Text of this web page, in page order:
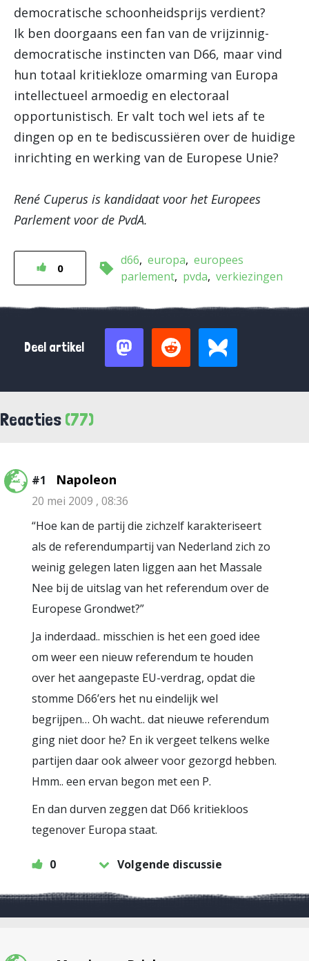
democratische schoonheidsprijs verdient?
Ik ben doorgaans een fan van de vrijzinnig-
democratische instincten van D66, maar vind
hun totaal kritiekloze omarming van Europa
intellectueel armoedig en electoraal
opportunistisch. Er valt toch wel iets af te
dingen op en te bediscussiëren over de huidige
inrichting en werking van de Europese Unie?
René Cuperus is kandidaat voor het Europees
Parlement voor de PvdA.
0
d66 europa europees
parlement pvda verkiezingen
Deel artikel
Reacties (77)
#1 Napoleon
20 mei 2009 , 08:36
“Hoe kan de partij die zichzelf karakteriseert
als de referendumpartij van Nederland zich zo
weinig gelegen laten liggen aan het Massale
Nee bij de uitslag van het referendum over de
Europese Grondwet?”
Ja inderdaad.. misschien is het een goed idee
om weer een nieuw referendum te houden
over het aangepaste EU-verdrag, opdat die
stomme D66’ers het nu eindelijk wel
begrijpen… Oh wacht.. dat nieuwe referendum
ging niet door he? En ik vergeet telkens welke
partijen daar ook alweer voor gezorgd hebben.
Hmm.. een ervan begon met een P.
En dan durven zeggen dat D66 kritiekloos
tegenover Europa staat.
0 Volgende discussie